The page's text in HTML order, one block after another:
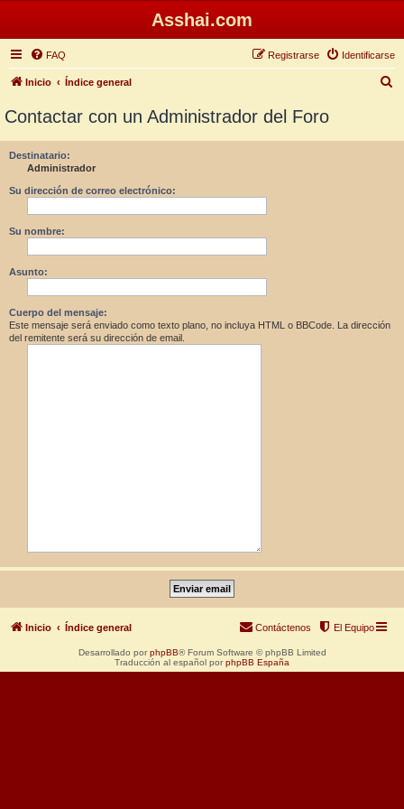
Asshai.com
FAQ Identificarse
Registrarse
Inicio Índice general
Contactar con un Administrador del Foro
Destinatario:
Administrador
Su dirección de correo electrónico:
Su nombre:
Asunto:
Cuerpo del mensaje:
Este mensaje será enviado como texto plano, no incluya HTML o BBCode. La dirección
del remitente será su dirección de email.
Inicio Índice general El Equipo
Contáctenos
Desarrollado por phpBB® Forum Software © phpBB Limited
Traducción al español por phpBB España